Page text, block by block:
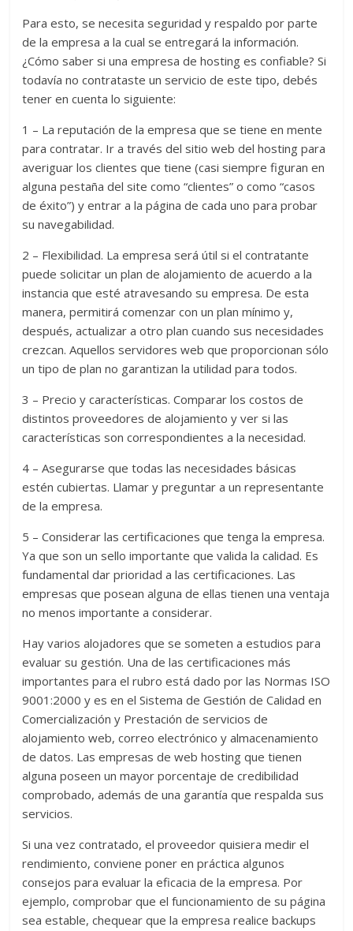
Para esto, se necesita seguridad y respaldo por parte
de la empresa a la cual se entregará la información.
¿Cómo saber si una empresa de hosting es confiable? Si
todavía no contrataste un servicio de este tipo, debés
tener en cuenta lo siguiente:
1 – La reputación de la empresa que se tiene en mente
para contratar. Ir a través del sitio web del hosting para
averiguar los clientes que tiene (casi siempre figuran en
alguna pestaña del site como “clientes” o como “casos
de éxito”) y entrar a la página de cada uno para probar
su navegabilidad.
2 – Flexibilidad. La empresa será útil si el contratante
puede solicitar un plan de alojamiento de acuerdo a la
instancia que esté atravesando su empresa. De esta
manera, permitirá comenzar con un plan mínimo y,
después, actualizar a otro plan cuando sus necesidades
crezcan. Aquellos servidores web que proporcionan sólo
un tipo de plan no garantizan la utilidad para todos.
3 – Precio y características. Comparar los costos de
distintos proveedores de alojamiento y ver si las
características son correspondientes a la necesidad.
4 – Asegurarse que todas las necesidades básicas
estén cubiertas. Llamar y preguntar a un representante
de la empresa.
5 – Considerar las certificaciones que tenga la empresa.
Ya que son un sello importante que valida la calidad. Es
fundamental dar prioridad a las certificaciones. Las
empresas que posean alguna de ellas tienen una ventaja
no menos importante a considerar.
Hay varios alojadores que se someten a estudios para
evaluar su gestión. Una de las certificaciones más
importantes para el rubro está dado por las Normas ISO
9001:2000 y es en el Sistema de Gestión de Calidad en
Comercialización y Prestación de servicios de
alojamiento web, correo electrónico y almacenamiento
de datos. Las empresas de web hosting que tienen
alguna poseen un mayor porcentaje de credibilidad
comprobado, además de una garantía que respalda sus
servicios.
Si una vez contratado, el proveedor quisiera medir el
rendimiento, conviene poner en práctica algunos
consejos para evaluar la eficacia de la empresa. Por
ejemplo, comprobar que el funcionamiento de su página
sea estable, chequear que la empresa realice backups